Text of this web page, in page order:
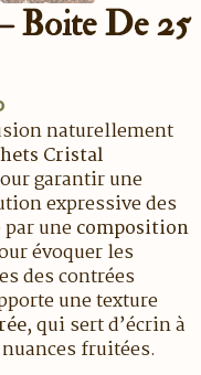
Boite De 25
naturellement
Cristal
garantir une
expressive des
unecomposition
évoquer les
des contrées
une texture
, qui sert d’écrin à
fruitées.